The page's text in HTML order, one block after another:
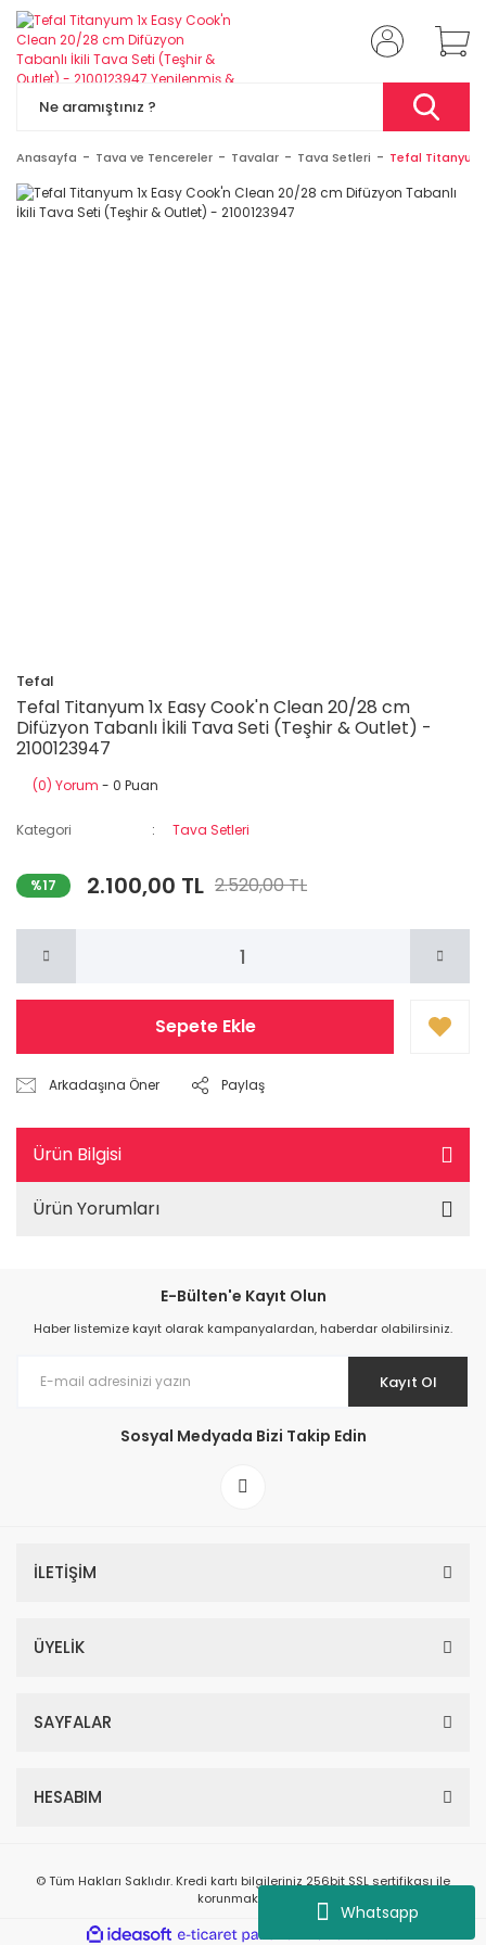
Whatsapp
Anasayfa Tava ve Tencereler Tavalar Tava Setleri Tefal Titanyum
Tefal
Tefal Titanyum 1x Easy Cook'n Clean 20/28 cm
Difüzyon Tabanlı İkili Tava Seti (Teşhir & Outlet) -
2100123947
(0) Yorum - 0 Puan
Kategori Tava Setleri
%17 2.100,00 TL 2.520,00 TL
Sepete Ekle
Arkadaşına Öner Paylaş
Ürün Bilgisi
Ürün Yorumları
E-Bülten'e Kayıt Olun
Haber listemize kayıt olarak kampanyalardan, haberdar olabilirsiniz.
Kayıt Ol
Sosyal Medyada Bizi Takip Edin
İLETİŞİM
ÜYELİK
SAYFALAR
HESABIM
© Tüm Hakları Saklıdır. Kredi kartı bilgileriniz 256bit SSL sertifikası ile
korunmaktadır.
ideasoft